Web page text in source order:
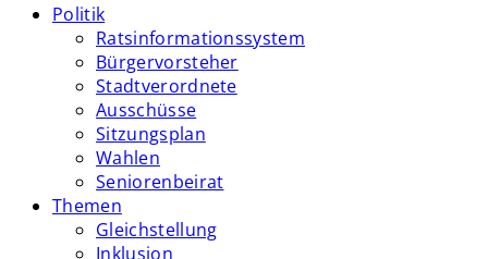
Politik
Ratsinformationssystem
Bürgervorsteher
Stadtverordnete
Ausschüsse
Sitzungsplan
Wahlen
Seniorenbeirat
Themen
Gleichstellung
Inklusion